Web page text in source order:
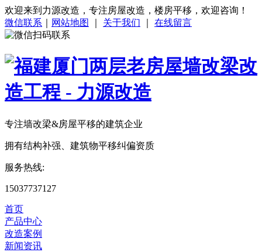
欢迎来到力源改造，专注房屋改造，楼房平移，欢迎咨询！
微信联系
网站地图 关于我们 在线留言
专注墙改梁&房屋平移的建筑企业
拥有结构补强、建筑物平移纠偏资质
服务热线:
15037737127
首页
产品中心
改造案例
新闻资讯